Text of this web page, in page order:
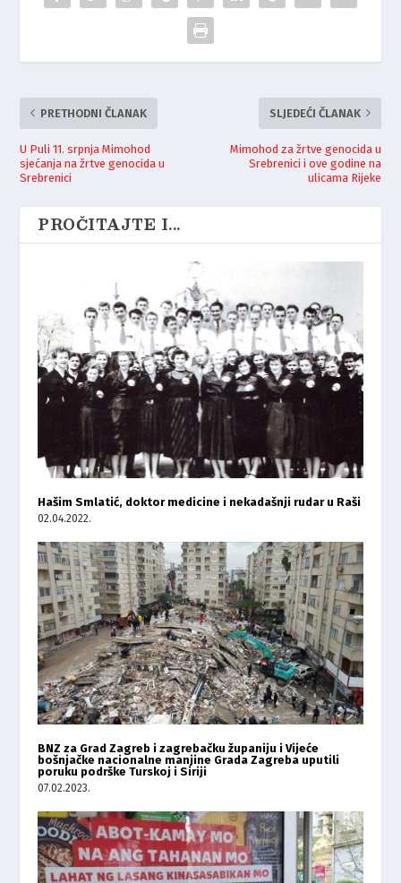
PRETHODNI ČLANAK
U Puli 11. srpnja Mimohod
sjećanja na žrtve genocida u
Srebrenici
SLJEDEĆI ČLANAK
Mimohod za žrtve genocida u
Srebrenici i ove godine na
ulicama Rijeke
PROČITAJTE I...
Hašim Smlatić, doktor medicine i nekadašnji rudar u Raši
02.04.2022.
BNZ za Grad Zagreb i zagrebačku županiju i Vijeće
bošnjačke nacionalne manjine Grada Zagreba uputili
poruku podrške Turskoj i Siriji
07.02.2023.